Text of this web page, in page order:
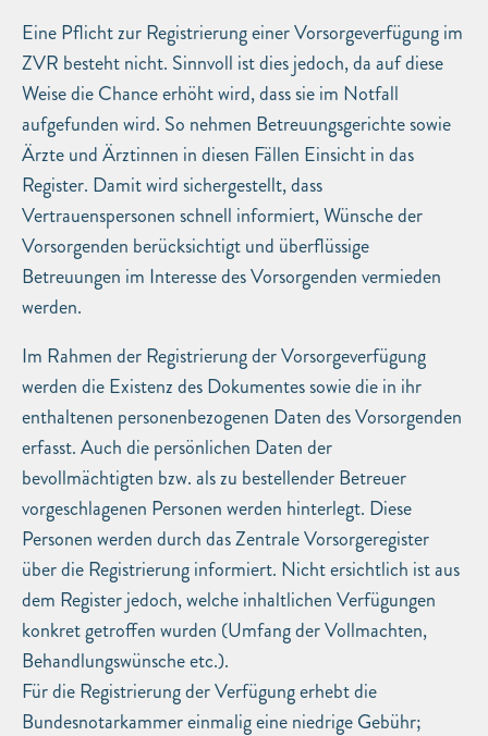
Eine Pflicht zur Registrierung einer Vorsorgeverfügung im
ZVR besteht nicht. Sinnvoll ist dies jedoch, da auf diese
Weise die Chance erhöht wird, dass sie im Notfall
aufgefunden wird. So nehmen Betreuungsgerichte sowie
Ärzte und Ärztinnen in diesen Fällen Einsicht in das
Register. Damit wird sichergestellt, dass
Vertrauenspersonen schnell informiert, Wünsche der
Vorsorgenden berücksichtigt und überflüssige
Betreuungen im Interesse des Vorsorgenden vermieden
werden.
Im Rahmen der Registrierung der Vorsorgeverfügung
werden die Existenz des Dokumentes sowie die in ihr
enthaltenen personenbezogenen Daten des Vorsorgenden
erfasst. Auch die persönlichen Daten der
bevollmächtigten bzw. als zu bestellender Betreuer
vorgeschlagenen Personen werden hinterlegt. Diese
Personen werden durch das Zentrale Vorsorgeregister
über die Registrierung informiert. Nicht ersichtlich ist aus
dem Register jedoch, welche inhaltlichen Verfügungen
konkret getroffen wurden (Umfang der Vollmachten,
Behandlungswünsche etc.).
Für die Registrierung der Verfügung erhebt die
Bundesnotarkammer einmalig eine niedrige Gebühr;